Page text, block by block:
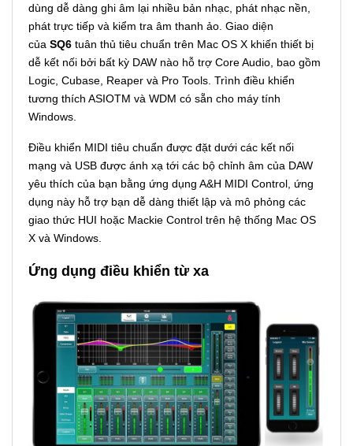
dùng dễ dàng ghi âm lại nhiều bản nhạc, phát nhạc nền,
phát trực tiếp và kiểm tra âm thanh ảo. Giao diện
của SQ6 tuân thủ tiêu chuẩn trên Mac OS X khiến thiết bị
dễ kết nối bởi bất kỳ DAW nào hỗ trợ Core Audio, bao gồm
Logic, Cubase, Reaper và Pro Tools. Trình điều khiển
tương thích ASIOTM và WDM có sẵn cho máy tính
Windows.
Điều khiển MIDI tiêu chuẩn được đặt dưới các kết nối
mạng và USB được ánh xạ tới các bộ chỉnh âm của DAW
yêu thích của bạn bằng ứng dụng A&H MIDI Control, ứng
dụng này hỗ trợ bạn dễ dàng thiết lập và mô phỏng các
giao thức HUI hoặc Mackie Control trên hệ thống Mac OS
X và Windows.
Ứng dụng điều khiển từ xa